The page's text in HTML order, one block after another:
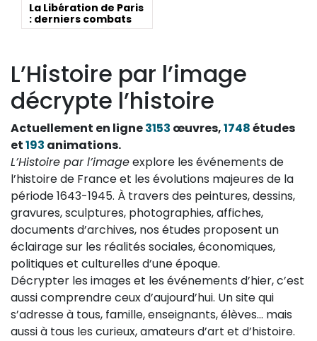
La Libération de Paris
: derniers combats
L’Histoire par l’image
décrypte l’histoire
Actuellement en ligne3153 œuvres,1748études
et193 animations.
L’Histoire par l’imageexplore les événements de
l’histoire de France et les évolutions majeures de la
période 1643-1945. À travers des peintures, dessins,
gravures, sculptures, photographies, affiches,
documents d’archives, nos études proposent un
éclairage sur les réalités sociales, économiques,
politiques et culturelles d’une époque.
Décrypter les images et les événements d’hier, c’est
aussi comprendre ceux d’aujourd’hui. Un site qui
s’adresse à tous, famille, enseignants, élèves… mais
aussi à tous les curieux, amateurs d’art et d’histoire.